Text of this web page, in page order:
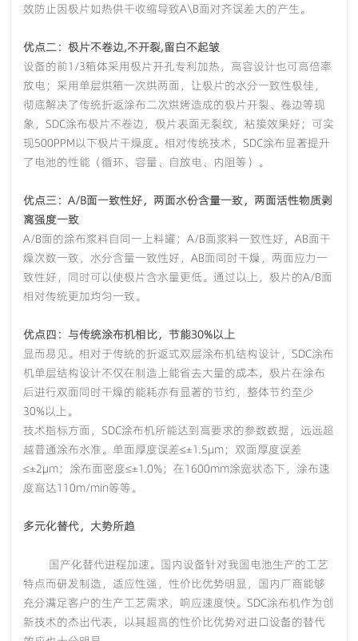
效防止因极片如热供干收缩导致A\B面对齐误差大的产生。
优点二：极片不卷边,不开裂,留白不起皱
设备的前1/3箱体采用极片开孔专利加热，高容设计也可高倍率
放电；采用单层烘箱一次烘两面，让极片的水分一致性极佳，
彻底解决了传统折返涂布二次烘烤造成的极片开裂、卷边等现
象，SDC涂布极片不卷边，极片表面无裂纹，粘接效果好；可实
现500PPM以下极片干燥度。相对传统技术，SDC涂布显著提升
了电池的性能（循环、容量、自放电、内阻等）。
优点三：A/B面一致性好，两面水份含量一致，两面活性物质剥
离强度一致
A/B面的涂布浆料自同一上料罐；A/B面浆料一致性好，AB面干
燥次数一致，水分含量一致性好，AB面同时干燥，两面应力一
致性好，同时可以使极片含水量更低。通过以上，极片的A/B面
相对传统更加均匀一致。
优点四：与传统涂布机相比，节能30%以上
显而易见。相对于传统的折返式双层涂布机结构设计，SDC涂布
机单层结构设计不仅在制造上能省去大量的成本，极片在涂布
后进行双面同时干燥的能耗亦有显著的节约，整体节约至少
30%以上。
技术指标方面，SDC涂布机所能达到高要求的参数数据，远远超
越普通涂布水准。单面厚度误差≤±1.5μm；双面厚度误差
≤±2μm；涂布面密度≤±1.0%；在1600mm涂宽状态下，涂布速
度高达110m/min等等。
多元化替代，大势所趋
国产化替代进程加速。国内设备针对我国电池生产的工艺
特点而研发制造，适应性强，性价比优势明显，国内厂商能够
充分满足客户的生产工艺需求，响应速度快。SDC涂布机作为创
新技术的杰出代表，以其超高的性价比优势对进口设备的替代